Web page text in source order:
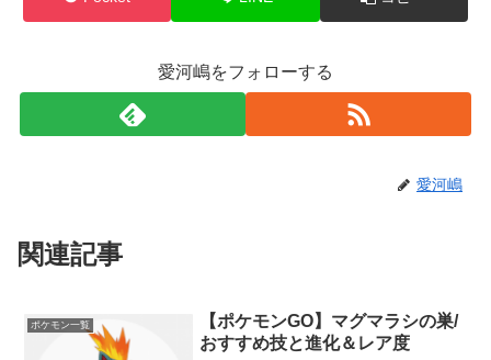
愛河嶋をフォローする
愛河嶋
関連記事
ポケモン一覧
【ポケモンGO】マグマラシの巣/
おすすめ技と進化＆レア度